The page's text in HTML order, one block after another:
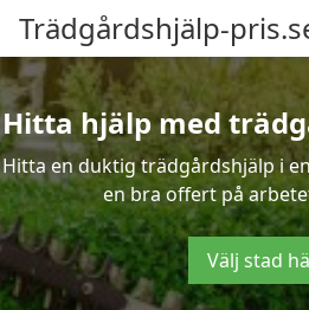
Trädgårdshjälp-
Hitta hjälp med
Hitta en duktig trädgårdshjälp i
en bra offert på
Välj stad